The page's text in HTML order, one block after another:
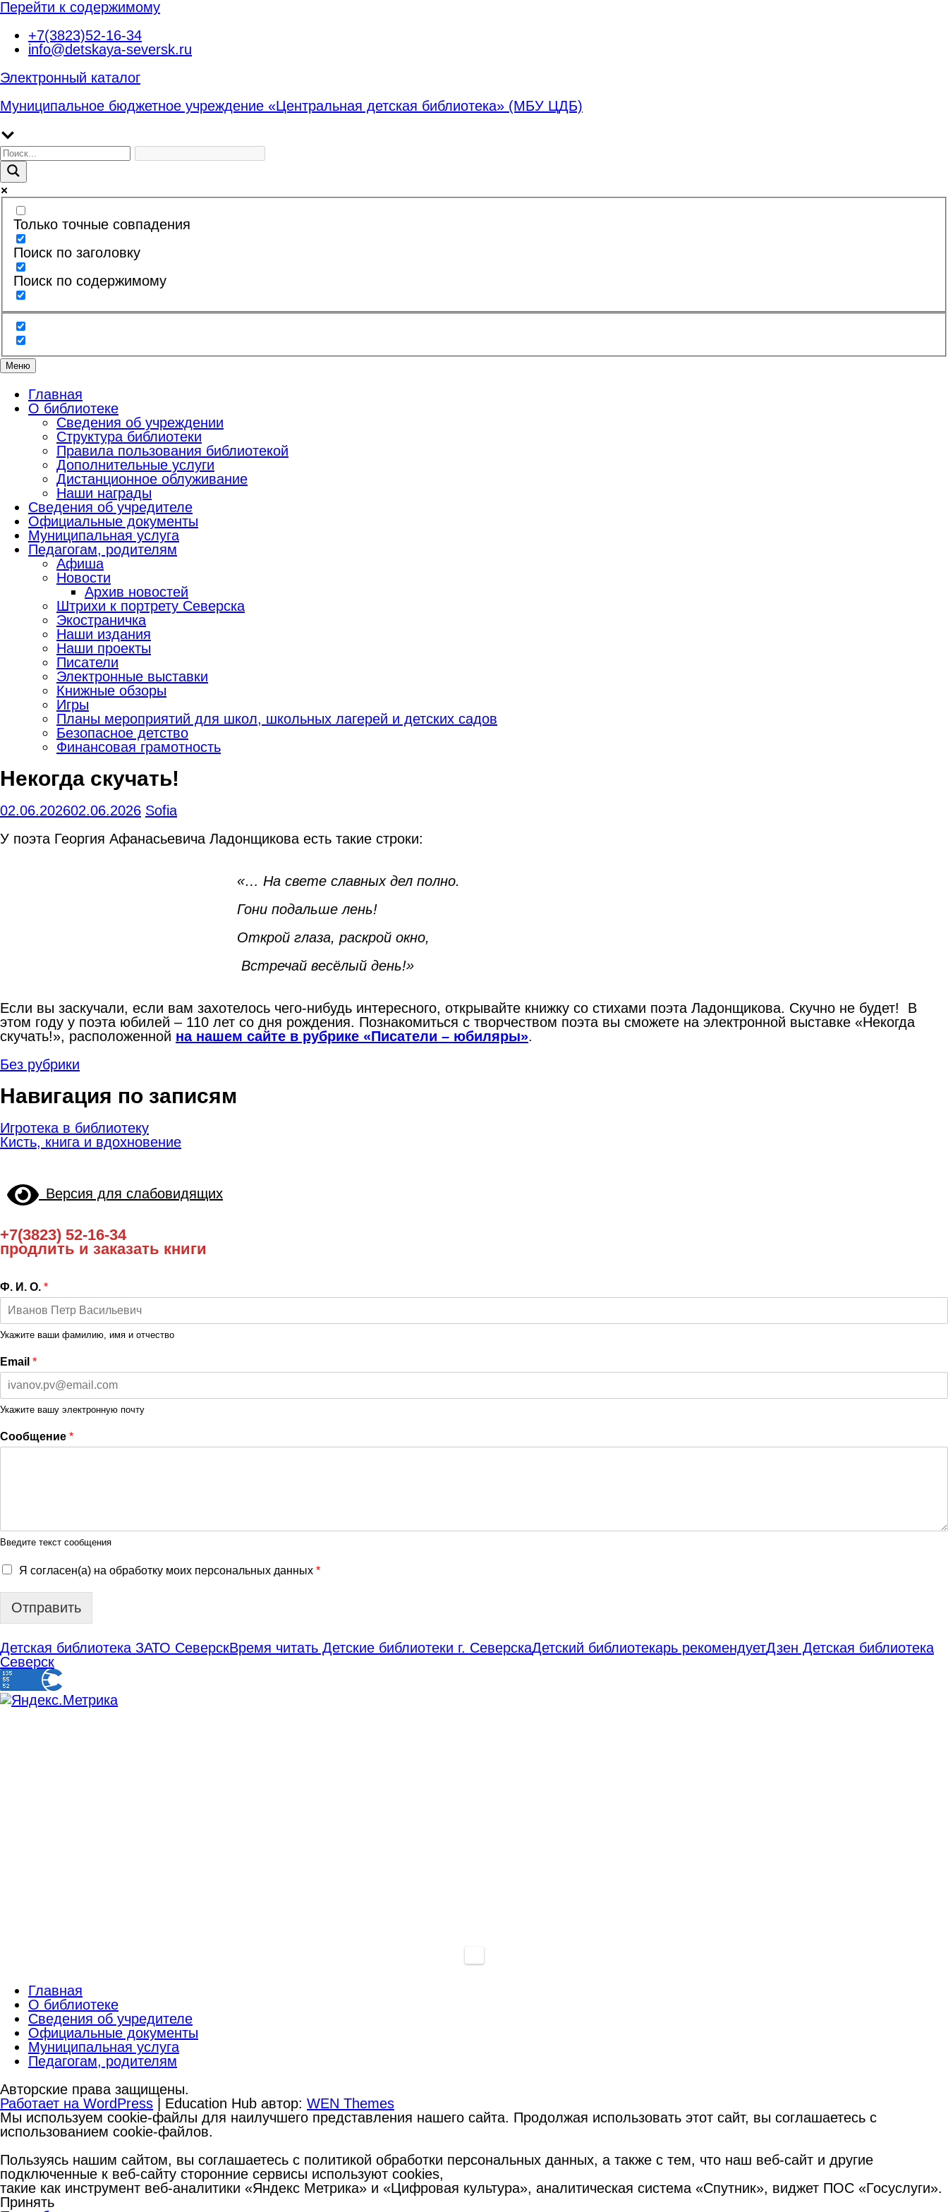
Перейти к содержимому
+7(3823)52-16-34
info@detskaya-seversk.ru
Электронный каталог
Муниципальное бюджетное учреждение «Центральная детская библиотека» (МБУ ЦДБ)
Только точные совпадения
Поиск по заголовку
Поиск по содержимому
Меню
Главная
О библиотеке
Сведения об учреждении
Структура библиотеки
Правила пользования библиотекой
Дополнительные услуги
Дистанционное облуживание
Наши награды
Сведения об учредителе
Официальные документы
Муниципальная услуга
Педагогам, родителям
Афиша
Новости
Архив новостей
Штрихи к портрету Северска
Экостраничка
Наши издания
Наши проекты
Писатели
Электронные выставки
Книжные обзоры
Игры
Планы мероприятий для школ, школьных лагерей и детских садов
Безопасное детство
Финансовая грамотность
Некогда скучать!
02.06.202602.06.2026 Sofia
У поэта Георгия Афанасьевича Ладонщикова есть такие строки:
«… На свете славных дел полно.
Гони подальше лень!
Открой глаза, раскрой окно,
Встречай весёлый день!»
Если вы заскучали, если вам захотелось чего-нибудь интересного, открывайте книжку со стихами поэта Ладонщикова. Скучно не будет! В
этом году у поэта юбилей – 110 лет со дня рождения. Познакомиться с творчеством поэта вы сможете на электронной выставке «Некогда
скучать!», расположенной на нашем сайте в рубрике «Писатели – юбиляры».
Без рубрики
Навигация по записям
Игротека в библиотеку
Кисть, книга и вдохновение
Версия для слабовидящих
+7(3823) 52-16-34
продлить и заказать книги
Ф. И. О. *
Укажите ваши фамилию, имя и отчество
Email *
Укажите вашу электронную почту
Сообщение *
Введите текст сообщения
Я согласен(а) на обработку моих персональных данных *
Отправить
Детская библиотека ЗАТО СеверскВремя читать Детские библиотеки г. СеверскаДетский библиотекарь рекомендуетДзен Детская библиотека
Северск
Главная
О библиотеке
Сведения об учредителе
Официальные документы
Муниципальная услуга
Педагогам, родителям
Авторские права защищены.
Работает на WordPress | Education Hub автор: WEN Themes
Мы используем cookie-файлы для наилучшего представления нашего сайта. Продолжая использовать этот сайт, вы соглашаетесь с
использованием cookie-файлов.
Пользуясь нашим сайтом, вы соглашаетесь с политикой обработки персональных данных, а также с тем, что наш веб-сайт и другие
подключенные к веб-сайту сторонние сервисы используют cookies,
такие как инструмент веб-аналитики «Яндекс Метрика» и «Цифровая культура», аналитическая система «Спутник», виджет ПОС «Госуслуги».
Принять